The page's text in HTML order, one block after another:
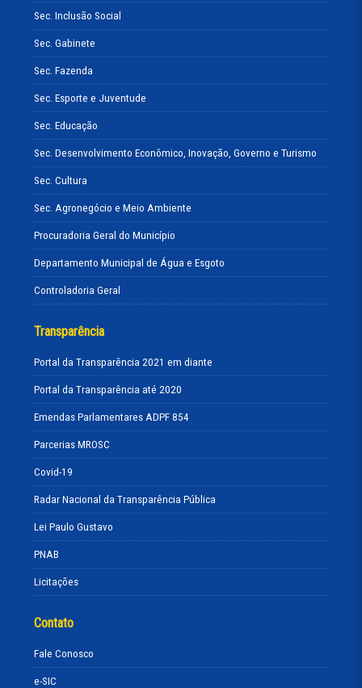
Sec. Inclusão Social
Sec. Gabinete
Sec. Fazenda
Sec. Esporte e Juventude
Sec. Educação
Sec. Desenvolvimento Econômico, Inovação, Governo e Turismo
Sec. Cultura
Sec. Agronegócio e Meio Ambiente
Procuradoria Geral do Município
Departamento Municipal de Água e Esgoto
Controladoria Geral
Transparência
Portal da Transparência 2021 em diante
Portal da Transparência até 2020
Emendas Parlamentares ADPF 854
Parcerias MROSC
Covid-19
Radar Nacional da Transparência Pública
Lei Paulo Gustavo
PNAB
Licitações
Contato
Fale Conosco
e-SIC